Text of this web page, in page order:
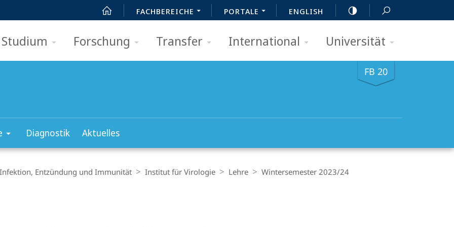
FACHBEREICHE PORTALE ENGLISH
Studium Forschung Transfer International Universität
FB 20
Diagnostik Aktuelles
Entzündung und Immunität Institut für Virologie Lehre
Wintersemester 2023/24